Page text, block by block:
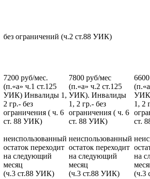
без ограничений (ч.2 ст.88 УИК)
7200 руб/мес.
(п.«а» ч.1 ст.125
УИК) Инвалиды 1,
2 гр.- без
ограничения ( ч. 6
ст. 88 УИК)
неиспользованный
остаток переходит
на следующий
месяц
(ч.3 ст.88 УИК)
7800 руб/мес
(п.«а» ч.2 ст.125
УИК). Инвалиды
1, 2 гр.- без
ограничения ( ч. 6
ст. 88 УИК)
неиспользованный
остаток переходит
на следующий
месяц
(ч.3 ст.88 УИК)
1, 2
ст.
на
(ч.3